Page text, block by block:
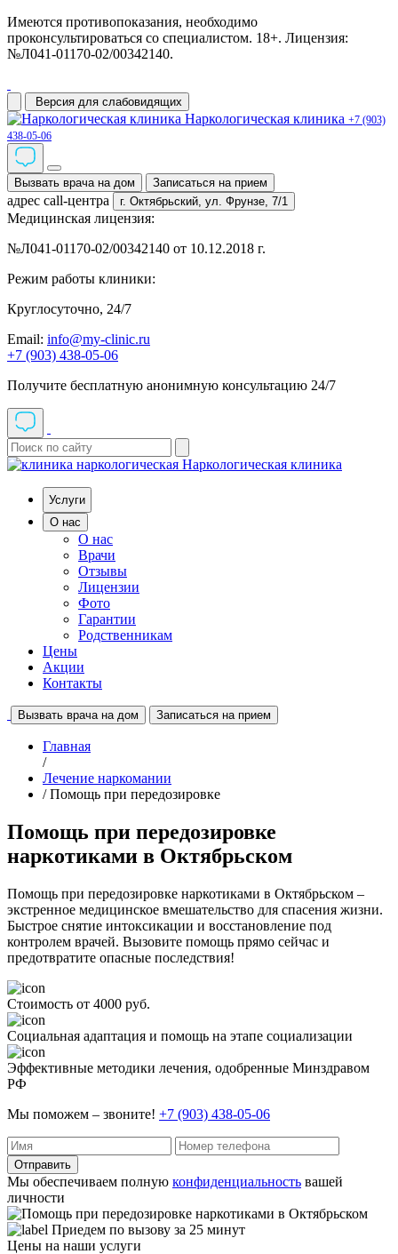
Имеются противопоказания, необходимо
проконсультироваться со специалистом. 18+. Лицензия:
№Л041-01170-02/00342140.
Версия для слабовидящих
Наркологическая клиника +7 (903)
438-05-06
Вызвать врача на дом Записаться на прием
адрес call-центра г. Октябрьский, ул. Фрунзе, 7/1
Медицинская лицензия:
№Л041-01170-02/00342140 от 10.12.2018 г.
Режим работы клиники:
Круглосуточно, 24/7
Email: info@my-clinic.ru
+7 (903) 438-05-06
Получите бесплатную анонимную консультацию 24/7
Наркологическая клиника
Услуги
О нас
О нас
Врачи
Отзывы
Лицензии
Фото
Гарантии
Родственникам
Цены
Акции
Контакты
Вызвать врача на дом Записаться на прием
Главная
/
Лечение наркомании
/ Помощь при передозировке
Помощь при передозировке
наркотиками в Октябрьском
Помощь при передозировке наркотиками в Октябрьском –
экстренное медицинское вмешательство для спасения жизни.
Быстрое снятие интоксикации и восстановление под
контролем врачей. Вызовите помощь прямо сейчас и
предотвратите опасные последствия!
Стоимость от 4000 руб.
Социальная адаптация и помощь на этапе социализации
Эффективные методики лечения, одобренные Минздравом
РФ
Мы поможем – звоните! +7 (903) 438-05-06
Отправить
Мы обеспечиваем полную конфиденциальность вашей
личности
Приедем по вызову за 25 минут
Цены на наши услуги